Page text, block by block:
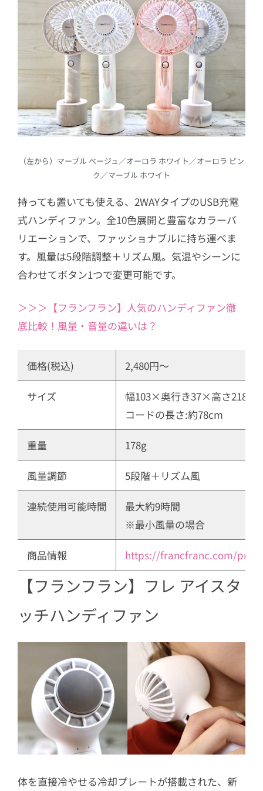
（左から）マーブル ベージュ／オーロラ ホワイト／オーロラ ピン
ク／マーブル ホワイト
持っても置いても使える、2WAYタイプのUSB充電
式ハンディファン。全10色展開と豊富なカラーバ
リエーションで、ファッショナブルに持ち運べま
す。風量は5段階調整＋リズム風。気温やシーンに
合わせてボタン1つで変更可能です。
＞＞＞【フランフラン】人気のハンディファン徹
底比較！風量・音量の違いは？
価格(税込) 2,480円〜
サイズ
幅103×奥行き37×高さ
コードの長さ:約78cm
重量 178g
風量調節 5段階＋リズム風
連続使用可能時間
最大約9時間
※最小風量の場合
商品情報 https://francfranc.com/
【フランフラン】フレ アイスタ
ッチハンディファン
体を直接冷やせる冷却プレートが搭載された、新